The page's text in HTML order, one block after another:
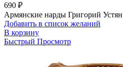
690 ₽
Армянские нарды Григорий Устян
Добавить в список желаний
В корзину
Быстрый Просмотр